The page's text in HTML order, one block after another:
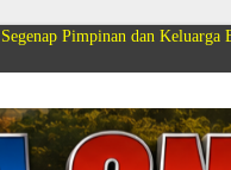
dan Keluarga Besar PT